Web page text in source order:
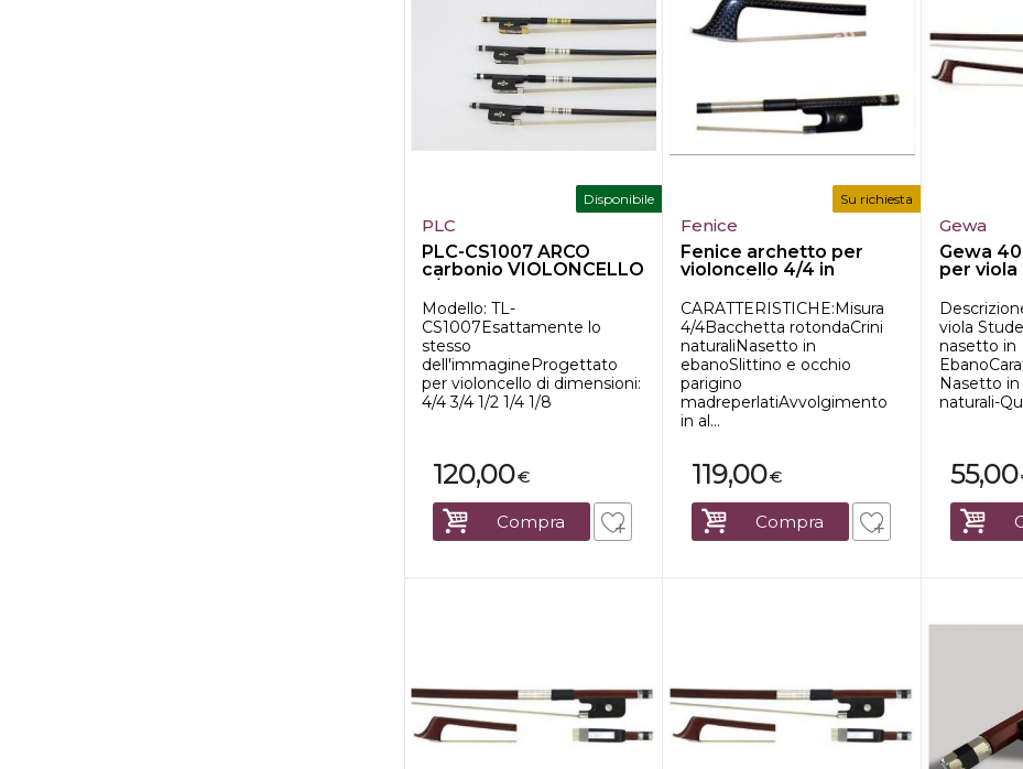
Disponibile
PLC
PLC-CS1007 ARCO
carbonio VIOLONCELLO
3/4
Modello: TL-
CS1007Esattamente lo
stesso
dell'immagineProgettato
per violoncello di dimensioni:
4/4 3/4 1/2 1/4 1/8
€
120,00
Compra
Su richiesta
Fenice
Fenice archetto per
violoncello 4/4 in
carbonio in...
CARATTERISTICHE:Misura
4/4Bacchetta rotondaCrini
naturaliNasetto in
ebanoSlittino e occhio
parigino
madreperlatiAvvolgimento
in al...
€
119,00
Compra
Gewa
Gewa
per
viola
nasetto in
Nasetto in
naturali-
55,00